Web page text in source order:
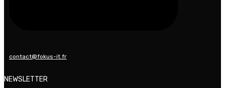
contact@fokus-it.fr
NEWSLETTER